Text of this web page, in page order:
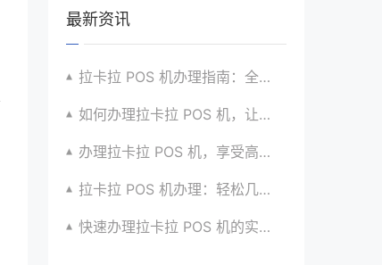
最新资讯
拉卡拉 POS 机办理指南：全流程解析与建议汇总
如何办理拉卡拉 POS 机，让生意更顺畅？看过来
办理拉卡拉 POS 机，享受高效支付服务的窍门
拉卡拉 POS 机办理：轻松几步，实现便捷收款啦
快速办理拉卡拉 POS 机的实用方法全知道